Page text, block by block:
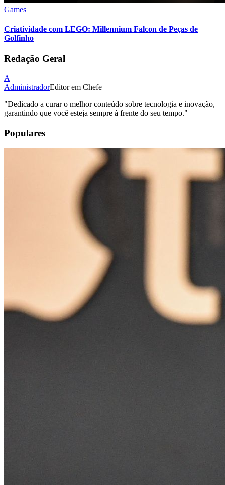
Games
Criatividade com LEGO: Millennium Falcon de Peças de
Golfinho
Redação Geral
A
AdministradorEditor em Chefe
"Dedicado a curar o melhor conteúdo sobre tecnologia e inovação,
garantindo que você esteja sempre à frente do seu tempo."
Populares